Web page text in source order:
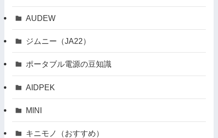
AUDEW
ジムニー（JA22）
ポータブル電源の豆知識
AIDPEK
MINI
キニモノ（おすすめ）